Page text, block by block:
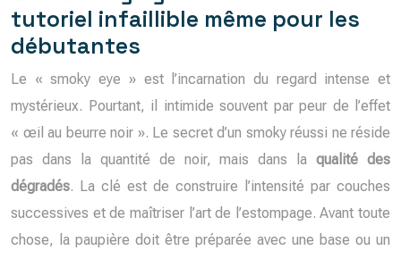
tutoriel infaillible même pour les
débutantes
Le « smoky eye » est l’incarnation du regard intense et
mystérieux. Pourtant, il intimide souvent par peur de l’effet
« œil au beurre noir ». Le secret d’un smoky réussi ne réside
pas dans la quantité de noir, mais dans laqualité des
dégradés. La clé est de construire l’intensité par couches
successives et de maîtriser l’art de l’estompage. Avant toute
chose, la paupière doit être préparée avec une base ou un